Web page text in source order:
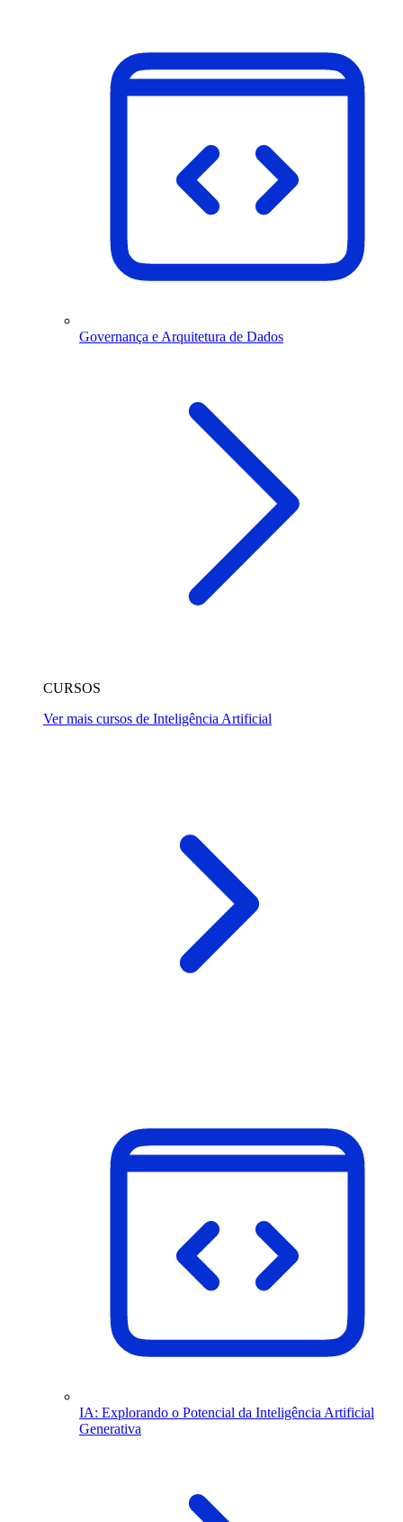
Governança e Arquitetura de Dados
CURSOS
Ver mais cursos de Inteligência Artificial
IA: Explorando o Potencial da Inteligência Artificial
Generativa